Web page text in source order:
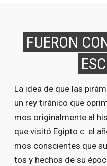
FUE­RON
La idea de que las
un rey ti­rá­ni­co que
mos ori­gi­nal­men­te al
que vi­si­tó Egip­to c. el
mos cons­cien­tes que
tos y he­chos de su